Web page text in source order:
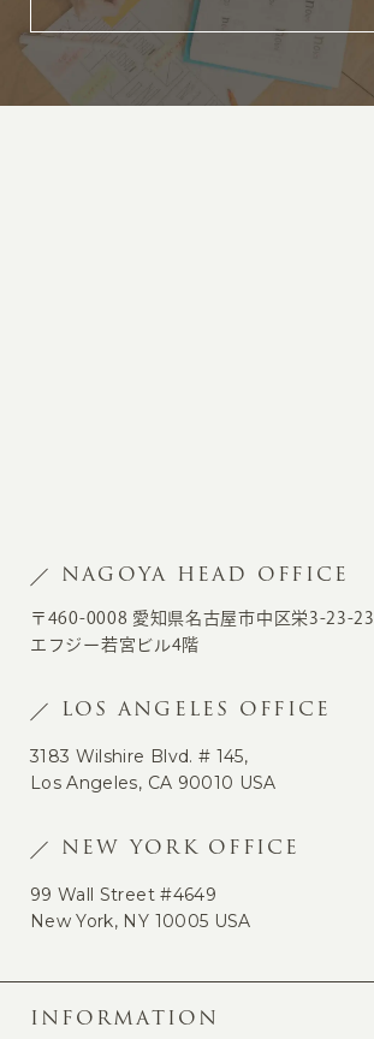
NAGOYA HEAD OFFICE
〒460-0008 愛知県名古屋市中区栄3-23-23
エフジー若宮ビル4階
LOS ANGELES OFFICE
3183 Wilshire Blvd. # 145,
Los Angeles, CA 90010 USA
NEW YORK OFFICE
99 Wall Street #4649
New York, NY 10005 USA
INFORMATION